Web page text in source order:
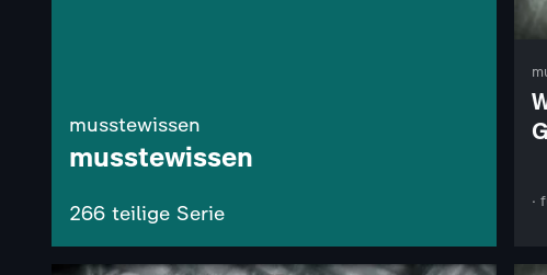
musstewissen
musstewissen
266 teilige Serie
·